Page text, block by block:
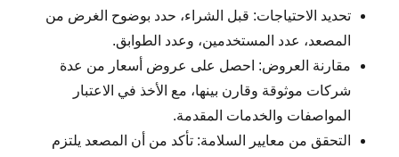
تحديد الاحتياجات: قبل الشراء، حدد بوضوح الغرض من
المصعد، عدد المستخدمين، وعدد الطوابق.
مقارنة العروض: احصل على عروض أسعار من عدة
شركات موثوقة وقارن بينها، مع الأخذ في الاعتبار
المواصفات والخدمات المقدمة.
التحقق من معايير السلامة: تأكد من أن المصعد يلتزم